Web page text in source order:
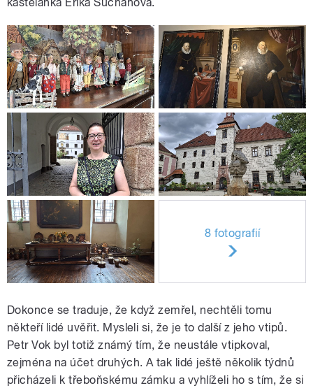
8 fotografií
Dokonce se traduje, že když zemřel, nechtěli tomu
někteří lidé uvěřit. Mysleli si, že je to další z jeho vtipů.
Petr Vok byl totiž známý tím, že neustále vtipkoval,
zejména na účet druhých. A tak lidé ještě několik týdnů
přicházeli k třeboňskému zámku a vyhlíželi ho s tím, že si